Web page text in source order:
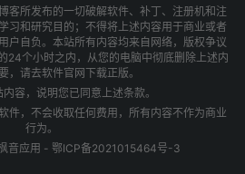
客所发布的一切破解软件、补丁、注册机和注
习和研究目的；不得将上述内容用于商业或者
户自负。本站所有内容均来自网络，版权争议
24个小时之内，从您的电脑中彻底删除上述内
，请去软件官网下载正版。
容，说明您已同意上述条款。
件，不会收取任何费用，所有内容不作为商业
行为。
音应用 - 鄂ICP备2021015464号-3